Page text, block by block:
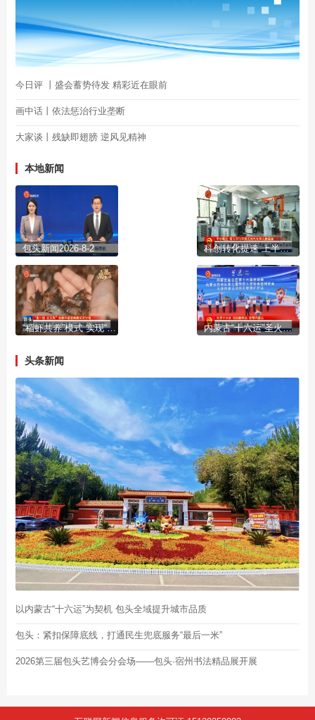
今日评 丨盛会蓄势待发 精彩近在眼前
画中话丨依法惩治行业垄断
大家谈丨残缺即翅膀 逆风见精神
本地新闻
包头新闻2026-8-2 科创转化提速 上半年包头技术合同成交金额稳居全区前列
“稻虾共养”模式 实现“一水两用 一田双收” 内蒙古“十六运”圣火在白云矿区传递
头条新闻
以内蒙古“十六运”为契机 包头全域提升城市品质
包头：紧扣保障底线，打通民生兜底服务“最后一米”
2026第三届包头艺博会分会场——包头·宿州书法精品展开展